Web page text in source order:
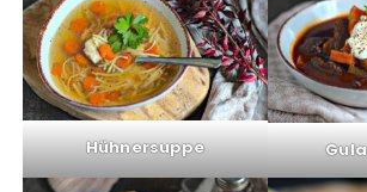
Hühnersuppe